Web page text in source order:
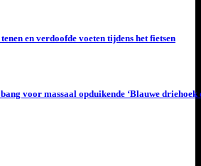
en verdoofde voeten tijdens het fietsen
voor massaal opduikende ‘Blauwe driehoek